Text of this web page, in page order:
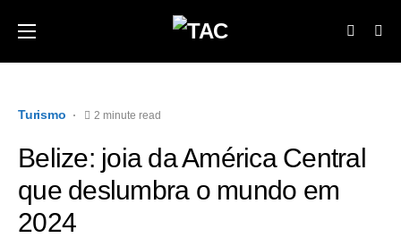
Turismo 2 minute read
Belize: joia da América Central
que deslumbra o mundo em
2024